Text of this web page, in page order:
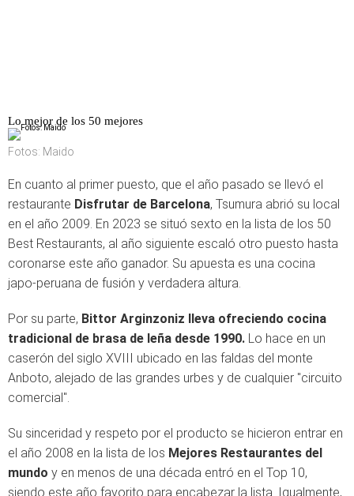
Lo mejor de los 50 mejores
Fotos: Maido
En cuanto al primer puesto, que el año pasado se llevó el
restaurante Disfrutar de Barcelona, Tsumura abrió su local
en el año 2009. En 2023 se situó sexto en la lista de los 50
Best Restaurants, al año siguiente escaló otro puesto hasta
coronarse este año ganador. Su apuesta es una cocina
japo-peruana de fusión y verdadera altura.
Por su parte, Bittor Arginzoniz lleva ofreciendo cocina
tradicional de brasa de leña desde 1990. Lo hace en un
caserón del siglo XVIII ubicado en las faldas del monte
Anboto, alejado de las grandes urbes y de cualquier "circuito
comercial".
Su sinceridad y respeto por el producto se hicieron entrar en
el año 2008 en la lista de los Mejores Restaurantes del
mundo y en menos de una década entró en el Top 10,
siendo este año favorito para encabezar la lista. Igualmente,